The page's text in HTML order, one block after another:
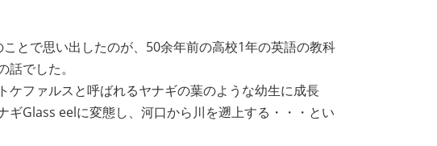
とで思い出したのが、50余年前の高校1年の英語の教科
でした。
ケファルスと呼ばれるヤナギの葉のような幼生に成長
ギGlass eelに変態し、河口から川を遡上する・・・とい